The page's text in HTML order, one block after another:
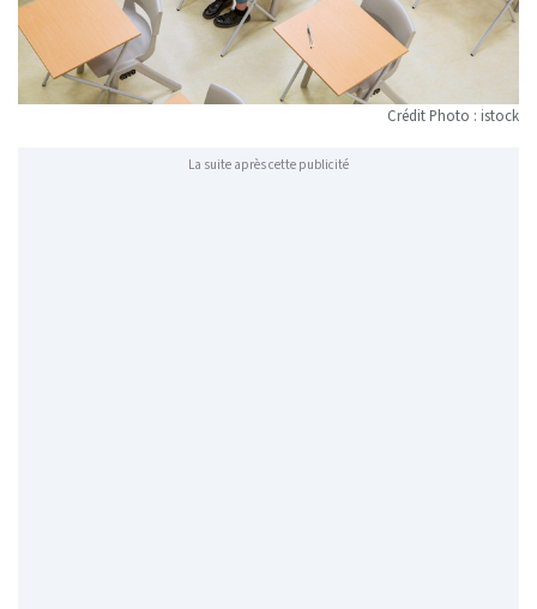
Crédit Photo : istock
La suite après cette publicité